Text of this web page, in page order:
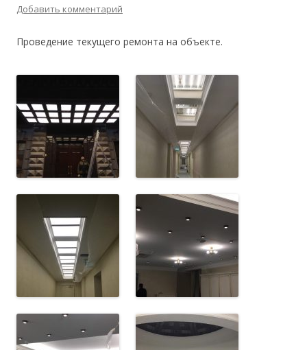
Добавить комментарий
Проведение текущего ремонта на объекте.